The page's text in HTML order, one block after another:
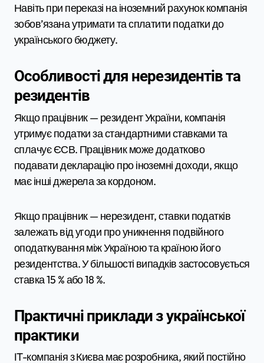
Навіть при переказі на іноземний рахунок компанія
зобов’язана утримати та сплатити податки до
українського бюджету.
Особливості для нерезидентів та
резидентів
Якщо працівник — резидент України, компанія
утримує податки за стандартними ставками та
сплачує ЄСВ. Працівник може додатково
подавати декларацію про іноземні доходи, якщо
має інші джерела за кордоном.
Якщо працівник — нерезидент, ставки податків
залежать від угоди про уникнення подвійного
оподаткування між Україною та країною його
резидентства. У більшості випадків застосовується
ставка 15 % або 18 %.
Практичні приклади з української
практики
IT-компанія з Києва має розробника, який постійно